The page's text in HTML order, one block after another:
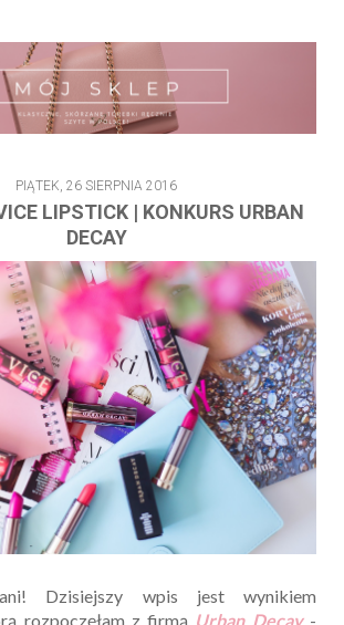
PIĄTEK, 26 SIERPNIA 2016
LIPSTICK | KONKURS URBAN
DECAY
Dzisiejszy wpis jest wynikiem
rozpoczęłam z firmą Urban Decay-